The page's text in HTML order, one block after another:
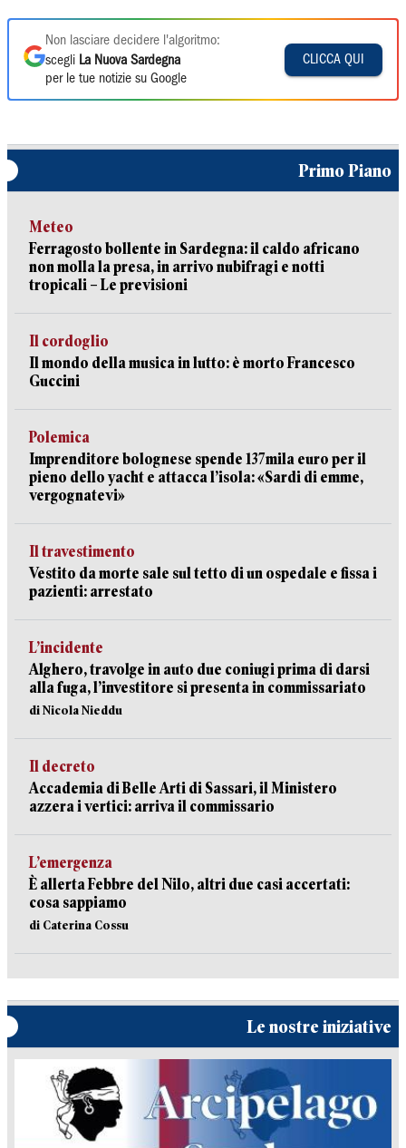
Non lasciare decidere l'algoritmo:
scegli La Nuova Sardegna
per le tue notizie su Google
CLICCA QUI
Primo Piano
Meteo
Ferragosto bollente in Sardegna: il caldo africano
non molla la presa, in arrivo nubifragi e notti
tropicali – Le previsioni
Il cordoglio
Il mondo della musica in lutto: è morto Francesco
Guccini
Polemica
Imprenditore bolognese spende 137mila euro per il
pieno dello yacht e attacca l’isola: «Sardi di emme,
vergognatevi»
Il travestimento
Vestito da morte sale sul tetto di un ospedale e fissa i
pazienti: arrestato
L’incidente
Alghero, travolge in auto due coniugi prima di darsi
alla fuga, l’investitore si presenta in commissariato
di Nicola Nieddu
Il decreto
Accademia di Belle Arti di Sassari, il Ministero
azzera i vertici: arriva il commissario
L’emergenza
È allerta Febbre del Nilo, altri due casi accertati:
cosa sappiamo
di Caterina Cossu
Le nostre iniziative